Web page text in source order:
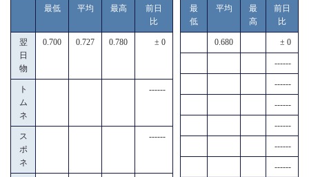
最低 平均 最高
前日
比
翌
日
物
0.700 0.727 0.780 ± 0
ト
ム
ネ
------
ス
ポ
ネ
------
最
低
平均
最
高
前日
比
0.680 ± 0
------
------
------
------
------
------